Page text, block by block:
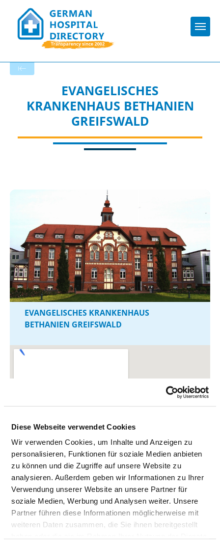
Diese Webseite verwendet Cookies
Wir verwenden Cookies, um Inhalte und Anzeigen zu
personalisieren, Funktionen für soziale Medien anbieten
zu können und die Zugriffe auf unsere Website zu
analysieren. Außerdem geben wir Informationen zu Ihrer
Verwendung unserer Website an unsere Partner für
soziale Medien, Werbung und Analysen weiter. Unsere
Partner führen diese Informationen möglicherweise mit
weiteren Daten zusammen, die Sie ihnen bereitgestellt
EVANGELISCHES
KRANKENHAUS BETHANIEN
GREIFSWALD
EVANGELISCHES KRANKENHAUS
BETHANIEN GREIFSWALD